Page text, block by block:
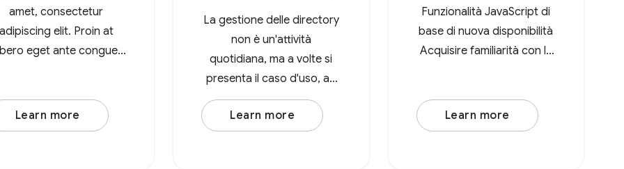
amet, consectetur
elit. Proin at
eget ante congue
et posuere eu,
sed lorem. Lorem
Learn more
La gestione delle directory
non è un'attività
quotidiana, ma a volte si
presenta il caso d'uso, ad
esempio quando vuoi
elaborare tutte le immagini
Learn more
Funzionalità JavaScript di
base di nuova disponibilità
Acquisire familiarità con le
scarsa qualità dell'INP
causata da JavaScript
Learn more